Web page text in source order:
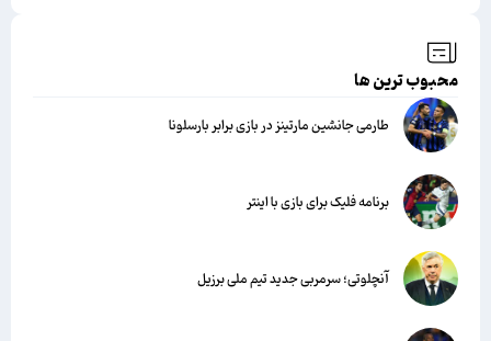
محبوب ترین ها
طارمی جانشین مارتینز در بازی برابر بارسلونا
برنامه فلیک برای بازی با اینتر
آنچلوتی؛ سرمربی جدید تیم ملی برزیل